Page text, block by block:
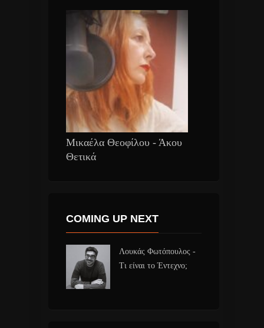
Μικαέλα Θεοφίλου - Άκου
Θετικά
COMING UP NEXT
Λουκάς Φωτόπουλος -
Τι είναι το Έντεχνο;